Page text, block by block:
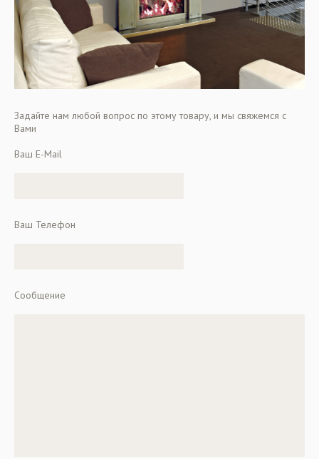
Задайте нам любой вопрос по этому товару, и мы свяжемся с
Вами
Ваш E-Mail
Ваш Телефон
Сообщение